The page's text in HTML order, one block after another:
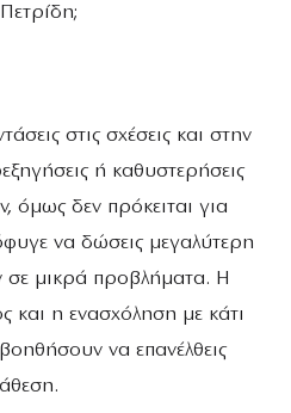
στις σχέσεις και στην
ή καθυστερήσεις
όμως δεν πρόκειται για
να δώσεις μεγαλύτερη
σε μικρά προβλήματα. Η
και η ενασχόληση με κάτι
να επανέλθεις